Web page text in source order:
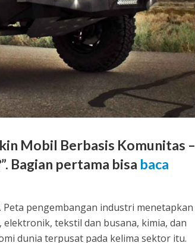
Mobil Berbasis Komunitas –
Bagian pertama bisa baca
pengembangan industri menetapkan
tekstil dan busana, kimia, dan
dunia terpusat pada kelima sektor itu.